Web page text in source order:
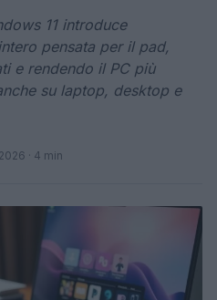
11 introduce
pensata per il pad,
e rendendo il PC più
su laptop, desktop e
· 4 min